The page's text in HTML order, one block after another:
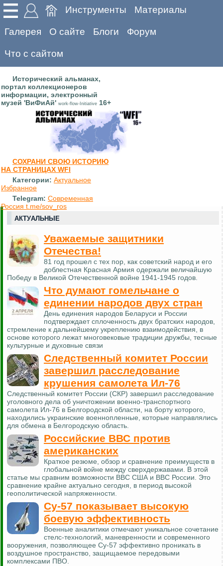
Инструменты Материалы
Галерея О сайте Блоги Форум
Что с сайтом
Исторический альманах,
портал коллекционеров
информации, электронный
музей 'ВиФиАй' work-flow-Initiative 16+
СОХРАНИ СВОЮ ИСТОРИЮ
НА СТРАНИЦАХ WFI
Категории: Актуальное
Избранное
Telegram: Современная
Россия t.me/sov_ros
АКТУАЛЬНЫЕ
Уважаемые защитники
Отечества!
81 год прошел с тех пор, как советский народ и его
доблестная Красная Армия одержали величайшую
Победу в Великой Отечественной войне 1941-1945 годов.
Что думают гомельчане о
единении народов двух стран
День единения народов Беларуси и России
подтверждает сплоченность двух братских народов,
стремление к дальнейшему укреплению взаимодействия, в
основе которого лежат многовековые традиции дружбы, тесные
культурные и духовные связи
Следственный комитет России
завершил расследование
крушения самолета Ил-76
Следственный комитет России (СКР) завершил расследование
уголовного дела об уничтожении военно-транспортного
самолета Ил-76 в Белгородской области, на борту которого,
находились украинские военнопленные, которые направлялись
для обмена в Белгородскую область.
Российские ВВС против
американских
Краткое резюме, обзор и сравнение преимуществ в
глобальной войне между сверхдержавами. В этой
статье мы сравним возможности ВВС США и ВВС России. Это
сравнение крайне актуально сегодня, в период высокой
геополитической напряженности.
Су-57 показывает высокую
боевую эффективность
Военные аналитики отмечают уникальное сочетание
стелс-технологий, маневренности и современного
вооружения, позволяющее Су-57 эффективно проникать в
воздушное пространство, защищаемое передовыми
комплексами ПВО.